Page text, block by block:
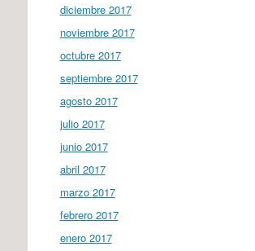
diciembre 2017
noviembre 2017
octubre 2017
septiembre 2017
agosto 2017
julio 2017
junio 2017
abril 2017
marzo 2017
febrero 2017
enero 2017